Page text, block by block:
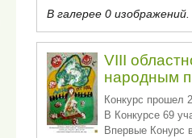
В галерее 0 изображений.
VIII
народным
Конкурс прошел
В Конкурсе 69
Впервые Конурс